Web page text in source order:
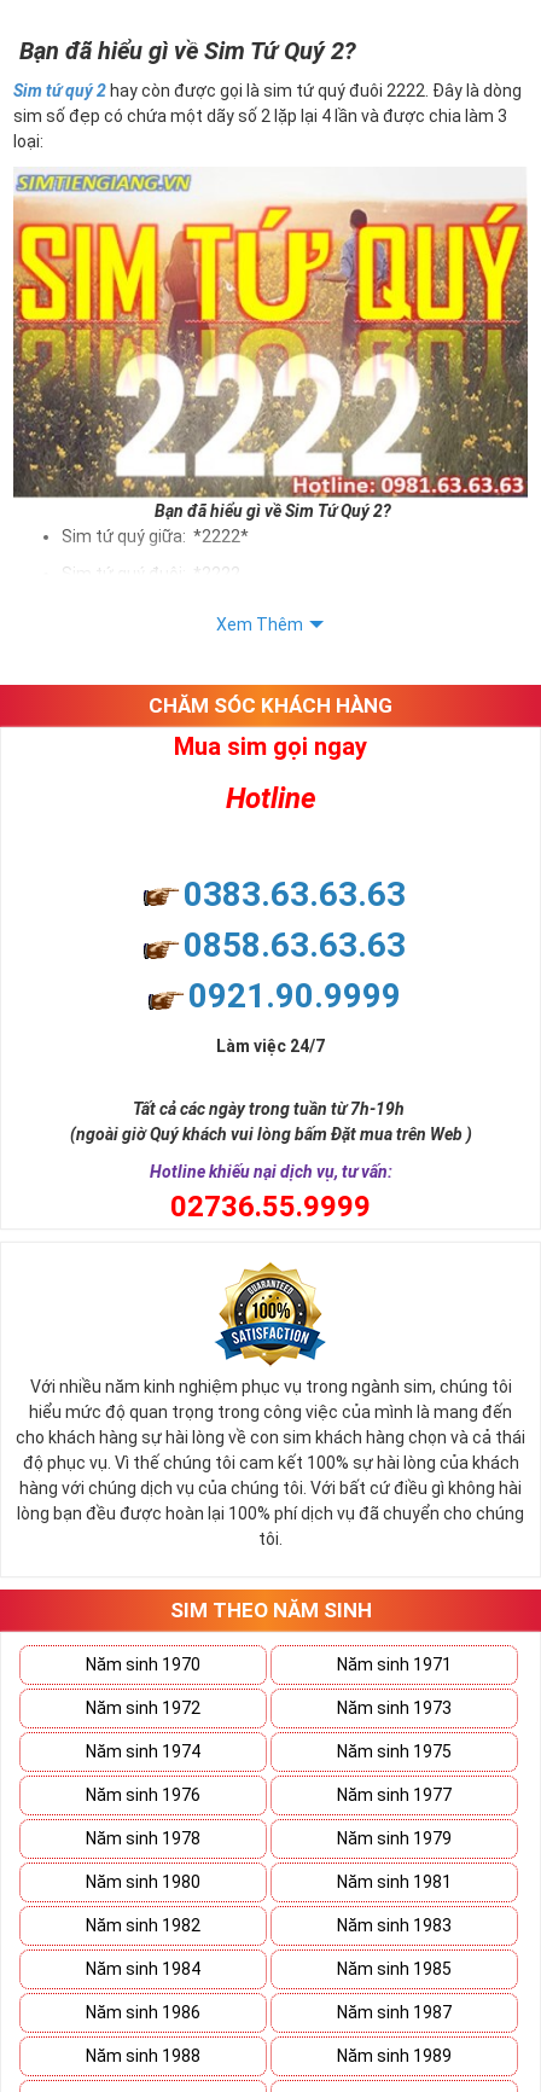
Bạn đã hiểu gì về Sim Tứ Quý 2?
Sim tứ quý 2 hay còn được gọi là sim tứ quý đuôi 2222. Đây là dòng
sim số đẹp có chứa một dãy số 2 lặp lại 4 lần và được chia làm 3
loại:
Bạn đã hiểu gì về Sim Tứ Quý 2?
Sim tứ quý giữa: *2222*
Sim tứ quý đuôi: *2222
như sự sắp xếp của các con số trong sim.
Ý nghĩa sim tứ quý 2
nhiều thành công, thăng tiến hơn.
và tính hai mặt. Số 2 thúc giục chúng ta lựa chọn, dựa vào những
đời, nơi bạn phải đưa ra những quyết định quan trọng.
Ý nghĩa sim tứ quý 2
Theo quan niệm phong thủy
Số 2 tượng trưng cho sự cân bằng, hài hòa của âm dương và đất
trời. Sự cân bằng này giúp cho mọi việc đều thuận lợi và mang lại
nhiều may mắn trong cuộc sống và kinh doanh.
Số 2 còn biểu trưng cho lòng tốt, sự ổn định và tính hai mặt của
mọi vấn đề. Số 2 giúp cho họ có được sự lựa chọn, để đưa ra
những hướng giải quyết đúng đắn nhắt.
tứ 2 cùng xuất hiện trong một dãy số sim càng giúp cho ý nghĩa
sim tứ quýtăng lên gấp bội. Sở hữu sim Tứ Quý 2 giúp khích lệ tinh
thần người sở hữu là không sợ bất cứ điều gì mà hãy cứ làm thì
mọi điều tốt đẹp và may mắn ắt sẽ đến.
Lợi ích sim Tứ Quý 2 mang lại là gì?
Xem Thêm
CHĂM SÓC KHÁCH HÀNG
Mua sim gọi ngay
Hotline
0383.63.63.63
0858.63.63.63
0921.90.9999
Làm việc 24/7
Tất cả các ngày trong tuần từ 7h-19h
(ngoài giờ Quý khách vui lòng bấm Đặt mua trên Web )
Hotline khiếu nại dịch vụ, tư vấn:
02736.55.9999
Với nhiều năm kinh nghiệm phục vụ trong ngành sim, chúng tôi
hiểu mức độ quan trọng trong công việc của mình là mang đến
cho khách hàng sự hài lòng về con sim khách hàng chọn và cả thái
độ phục vụ. Vì thế chúng tôi cam kết 100% sự hài lòng của khách
hàng với chúng dịch vụ của chúng tôi. Với bất cứ điều gì không hài
lòng bạn đều được hoàn lại 100% phí dịch vụ đã chuyển cho chúng
tôi.
SIM THEO NĂM SINH
Năm sinh 1970 Năm sinh 1971
Năm sinh 1972 Năm sinh 1973
Năm sinh 1974 Năm sinh 1975
Năm sinh 1976 Năm sinh 1977
Năm sinh 1978 Năm sinh 1979
Năm sinh 1980 Năm sinh 1981
Năm sinh 1982 Năm sinh 1983
Năm sinh 1984 Năm sinh 1985
Năm sinh 1986 Năm sinh 1987
Năm sinh 1988 Năm sinh 1989